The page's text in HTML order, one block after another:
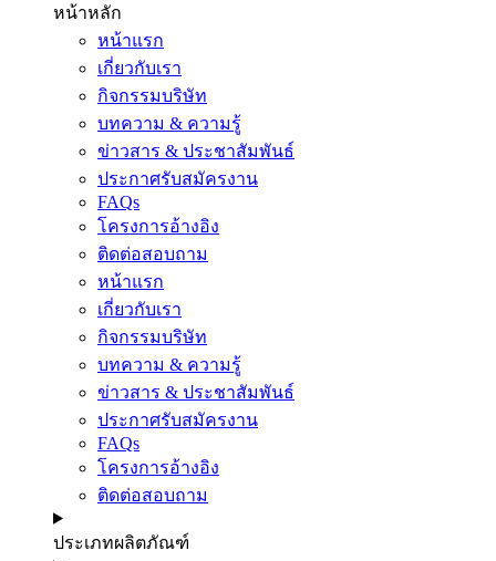
หน้าหลัก
หน้าแรก
เกี่ยวกับเรา
กิจกรรมบริษัท
บทความ & ความรู้
ข่าวสาร & ประชาสัมพันธ์
ประกาศรับสมัครงาน
FAQs
โครงการอ้างอิง
ติดต่อสอบถาม
หน้าแรก
เกี่ยวกับเรา
กิจกรรมบริษัท
บทความ & ความรู้
ข่าวสาร & ประชาสัมพันธ์
ประกาศรับสมัครงาน
FAQs
โครงการอ้างอิง
ติดต่อสอบถาม
ประเภทผลิตภัณฑ์